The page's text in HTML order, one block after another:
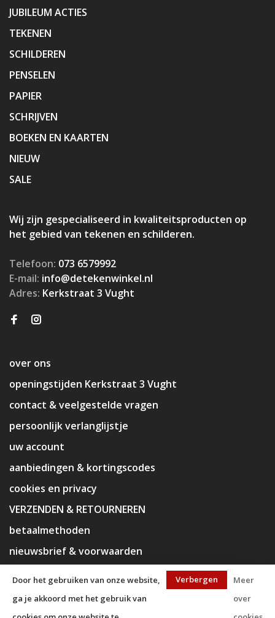
JUBILEUM ACTIES
TEKENEN
SCHILDEREN
PENSELEN
PAPIER
SCHRIJVEN
BOEKEN EN KAARTEN
NIEUW
SALE
Wij zijn gespecialiseerd in kwaliteitsproducten op
het gebied van tekenen en schilderen.
Telefoon: 073 6579992
E-mail: info@detekenwinkel.nl
Adres: Kerkstraat 3 Vught
over ons
openingstijden Kerkstraat 3 Vught
contact & veelgestelde vragen
persoonlijk verlanglijstje
uw account
aanbiedingen & kortingscodes
cookies en privacy
VERZENDEN & RETOURNEREN
betaalmethoden
nieuwsbrief & voorwaarden
Door het gebruiken van onze website,
ga je akkoord met het gebruik van
Verbergen
Meer
over